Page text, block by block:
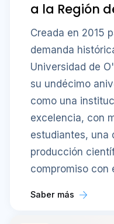
a la Región
Creada en 2015
demanda
Universidad de
su undécimo
como una
excelencia, con
estudiantes, una
producción
compromiso con
Saber más